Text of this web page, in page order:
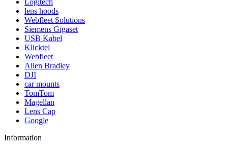
Logitech
lens hoods
Webfleet Solutions
Siemens Gigaset
USB Kabel
Klicktel
Webfleet
Allen Bradley
DJI
car mounts
TomTom
Magellan
Lens Cap
Google
Information